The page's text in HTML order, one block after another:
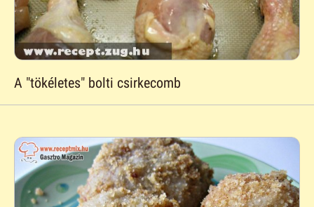
A "tökéletes" bolti csirkecomb